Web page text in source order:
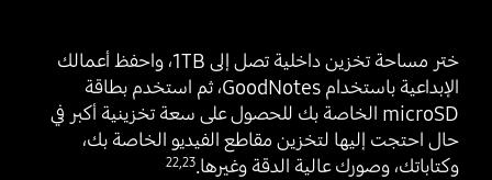
ختر مساحة تخزين داخلية تصل إلى ‎1TB‎، واحفظ أعمالك
الإبداعية باستخدام GoodNotes، ثم استخدم بطاقة
microSD الخاصة بك للحصول على سعة تخزينية أكبر في
حال احتجت إليها لتخزين مقاطع الفيديو الخاصة بك،
وكتاباتك، وصورك عالية الدقة وغيرها.‎
22,23